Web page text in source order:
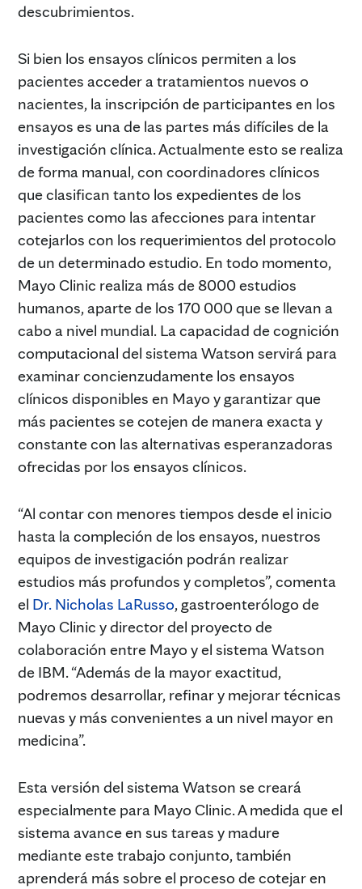
descubrimientos.
Si bien los ensayos clínicos permiten a los
pacientes acceder a tratamientos nuevos o
nacientes, la inscripción de participantes en los
ensayos es una de las partes más difíciles de la
investigación clínica. Actualmente esto se realiza
de forma manual, con coordinadores clínicos
que clasifican tanto los expedientes de los
pacientes como las afecciones para intentar
cotejarlos con los requerimientos del protocolo
de un determinado estudio. En todo momento,
Mayo Clinic realiza más de 8000 estudios
humanos, aparte de los 170 000 que se llevan a
cabo a nivel mundial. La capacidad de cognición
computacional del sistema Watson servirá para
examinar concienzudamente los ensayos
clínicos disponibles en Mayo y garantizar que
más pacientes se cotejen de manera exacta y
constante con las alternativas esperanzadoras
ofrecidas por los ensayos clínicos.
“Al contar con menores tiempos desde el inicio
hasta la compleción de los ensayos, nuestros
equipos de investigación podrán realizar
estudios más profundos y completos”, comenta
el Dr. Nicholas LaRusso, gastroenterólogo de
Mayo Clinic y director del proyecto de
colaboración entre Mayo y el sistema Watson
de IBM. “Además de la mayor exactitud,
podremos desarrollar, refinar y mejorar técnicas
nuevas y más convenientes a un nivel mayor en
medicina”.
Esta versión del sistema Watson se creará
especialmente para Mayo Clinic. A medida que el
sistema avance en sus tareas y madure
mediante este trabajo conjunto, también
aprenderá más sobre el proceso de cotejar en